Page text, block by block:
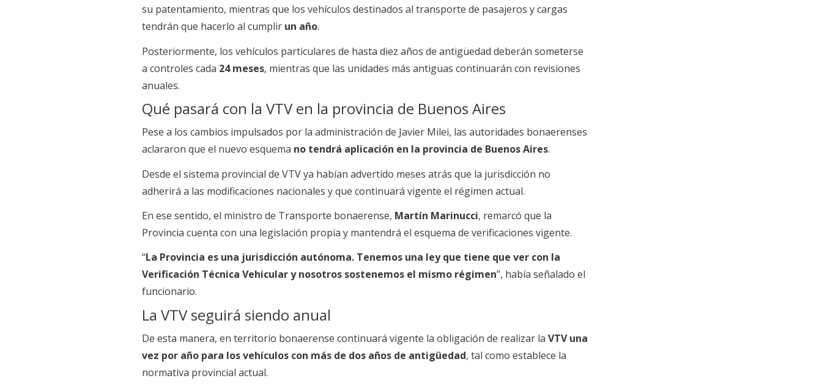
su patentamiento, mientras que los vehículos destinados al transporte de pasajeros y cargas
tendrán que hacerlo al cumplir un año.
Posteriormente, los vehículos particulares de hasta diez años de antigüedad deberán someterse
a controles cada 24 meses, mientras que las unidades más antiguas continuarán con revisiones
anuales.
Qué pasará con la VTV en la provincia de Buenos Aires
Pese a los cambios impulsados por la administración de Javier Milei, las autoridades bonaerenses
aclararon que el nuevo esquema no tendrá aplicación en la provincia de Buenos Aires.
Desde el sistema provincial de VTV ya habían advertido meses atrás que la jurisdicción no
adherirá a las modificaciones nacionales y que continuará vigente el régimen actual.
En ese sentido, el ministro de Transporte bonaerense, Martín Marinucci, remarcó que la
Provincia cuenta con una legislación propia y mantendrá el esquema de verificaciones vigente.
“La Provincia es una jurisdicción autónoma. Tenemos una ley que tiene que ver con la
Verificación Técnica Vehicular y nosotros sostenemos el mismo régimen”, había señalado el
funcionario.
La VTV seguirá siendo anual
De esta manera, en territorio bonaerense continuará vigente la obligación de realizar la VTV una
vez por año para los vehículos con más de dos años de antigüedad, tal como establece la
normativa provincial actual.